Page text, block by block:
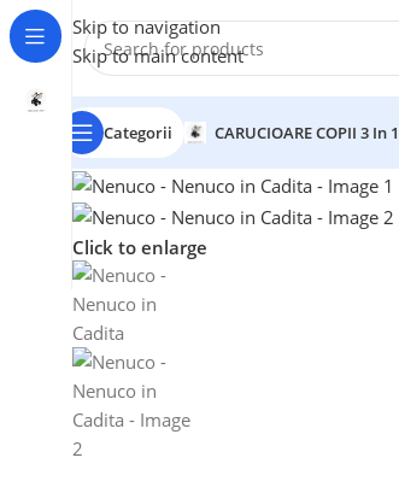
Skip to navigation
Skip to main content
Categorii CARUCIOARE COPII 3 In 1
Click to enlarge